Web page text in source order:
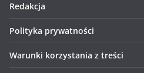
Redakcja
Polityka prywatności
Warunki korzystania z treści